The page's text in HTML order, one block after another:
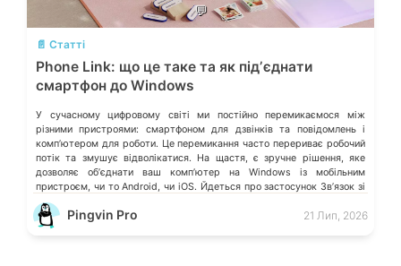
💬
📄 Статті
Phone Link: що це таке та як підʼєднати
смартфон до Windows
У сучасному цифровому світі ми постійно перемикаємося між
різними пристроями: смартфоном для дзвінків та повідомлень і
компʼютером для роботи. Це перемикання часто перериває робочий
потік та змушує відволікатися. На щастя, є зручне рішення, яке
дозволяє обʼєднати ваш компʼютер на Windows із мобільним
пристроєм, чи то Android, чи iOS. Йдеться про застосунок Звʼязок зі
смартфоном (Phone Link) від Microsoft, що перетворює ваш ПК на
своєрідний «міст» до функцій смартфона.
Pingvin Pro 21 Лип, 2026